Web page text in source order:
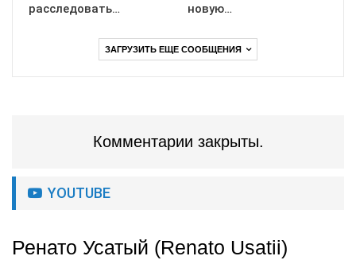
расследовать…
новую…
ЗАГРУЗИТЬ ЕЩЕ СООБЩЕНИЯ
Комментарии закрыты.
YOUTUBE
Ренато Усатый (Renato Usatii)